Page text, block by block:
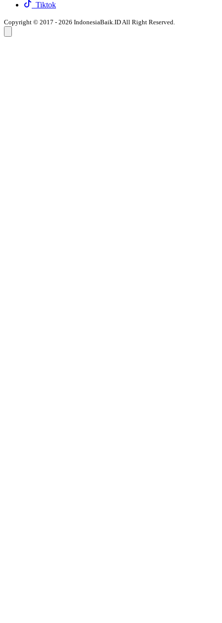
Tiktok
Copyright © 2017 - 2026 IndonesiaBaik.ID All Right Reserved.